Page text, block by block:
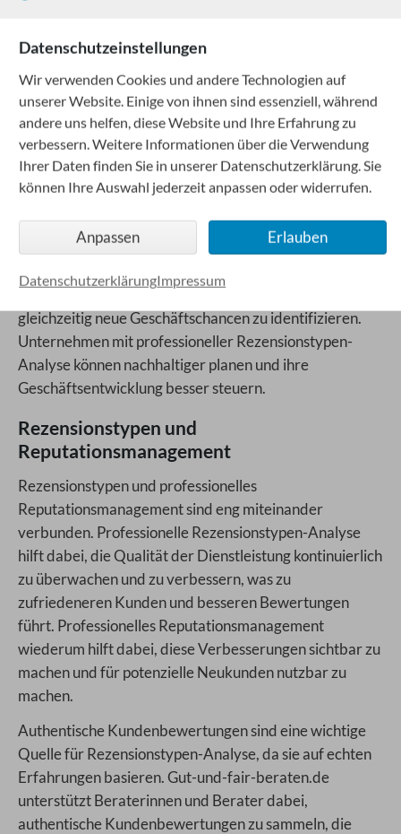
Rezensionstypen als Wettbewerbsvorteil
Professionelle Rezensionstypen-Analyse ist ein
entscheidender Wettbewerbsvorteil. Unternehmen, die
die verschiedenen Rezensionstypen verstehen und
analysieren können, können sich von Mitbewerbern
abheben, höhere Kundenzufriedenheit erreichen und
Für das Unternehmensprofil ist die Rezensionstypen-
Analyse unverzichtbar. Sie ermöglicht es, kontinuierlich
an der Verbesserung der Dienstleistung zu arbeiten und
gleichzeitig neue Geschäftschancen zu identifizieren.
Unternehmen mit professioneller Rezensionstypen-
Analyse können nachhaltiger planen und ihre
Geschäftsentwicklung besser steuern.
Rezensionstypen und
Reputationsmanagement
Rezensionstypen und professionelles
Reputationsmanagement sind eng miteinander
verbunden. Professionelle Rezensionstypen-Analyse
hilft dabei, die Qualität der Dienstleistung kontinuierlich
zu überwachen und zu verbessern, was zu
zufriedeneren Kunden und besseren Bewertungen
führt. Professionelles Reputationsmanagement
wiederum hilft dabei, diese Verbesserungen sichtbar zu
machen und für potenzielle Neukunden nutzbar zu
machen.
Authentische Kundenbewertungen sind eine wichtige
Quelle für Rezensionstypen-Analyse, da sie auf echten
Erfahrungen basieren. Gut-und-fair-beraten.de
unterstützt Beraterinnen und Berater dabei,
authentische Kundenbewertungen zu sammeln, die
Datenschutzeinstellungen
Wir verwenden Cookies und andere Technologien auf
unserer Website. Einige von ihnen sind essenziell, während
andere uns helfen, diese Website und Ihre Erfahrung zu
verbessern. Weitere Informationen über die Verwendung
Ihrer Daten finden Sie in unserer Datenschutzerklärung. Sie
können Ihre Auswahl jederzeit anpassen oder widerrufen.
Anpassen Erlauben
DatenschutzerklärungImpressum